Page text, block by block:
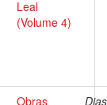
Leal
(Volume 4)
Obras